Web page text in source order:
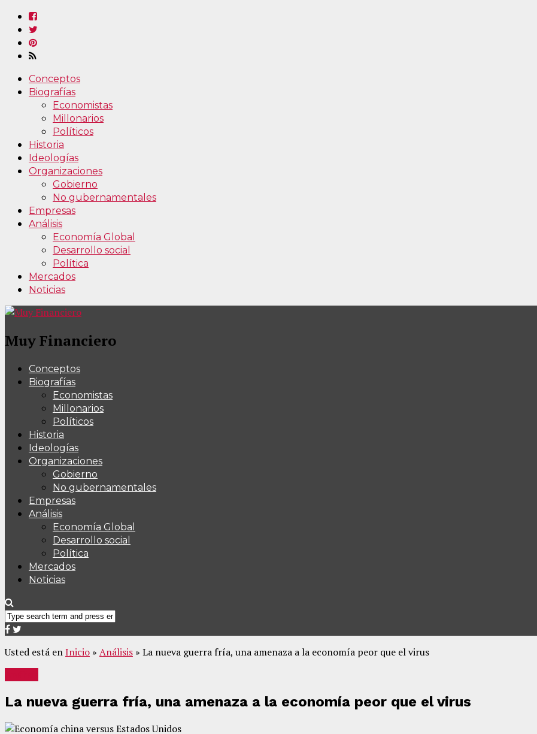
Conceptos
Biografías
Economistas
Millonarios
Políticos
Historia
Ideologías
Organizaciones
Gobierno
No gubernamentales
Empresas
Análisis
Economía Global
Desarrollo social
Política
Mercados
Noticias
Muy Financiero
Conceptos
Biografías
Economistas
Millonarios
Políticos
Historia
Ideologías
Organizaciones
Gobierno
No gubernamentales
Empresas
Análisis
Economía Global
Desarrollo social
Política
Mercados
Noticias
Usted está enInicio » Análisis » La nueva guerra fría, una amenaza a la economía peor que el virus
La nueva guerra fría, una amenaza a la economía peor que el virus